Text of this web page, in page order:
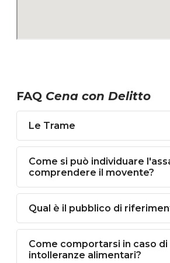
FAQ Cena con Delitto
Le Trame
Come si può individuare
comprendere il movente?
Qual è il pubblico di
Come comportarsi in caso di
intolleranze alimentari?